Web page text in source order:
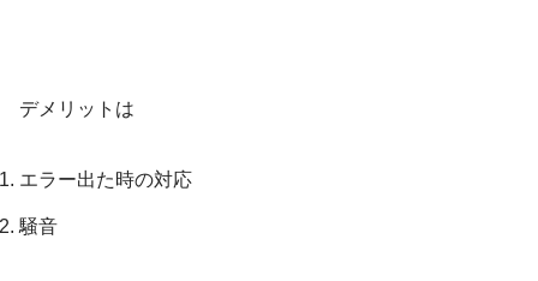
デメリットは
エラー出た時の対応
騒音